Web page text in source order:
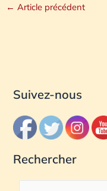
← Article précédent
Suivez-nous
Rechercher